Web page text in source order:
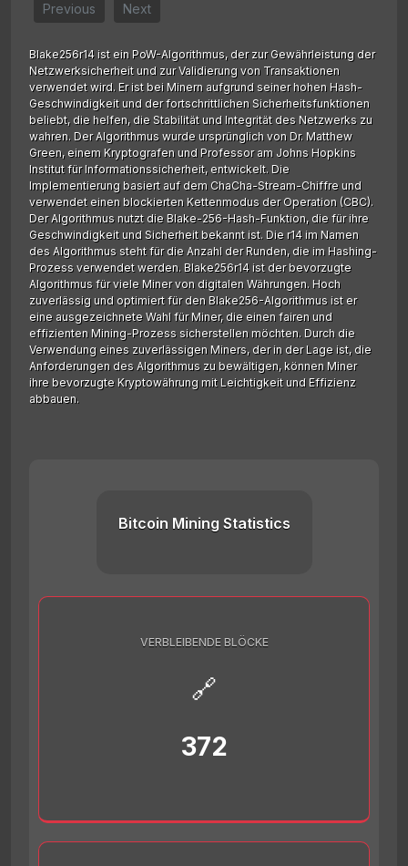
Previous Next
Blake256r14 ist ein PoW-Algorithmus, der zur Gewährleistung der
Netzwerksicherheit und zur Validierung von Transaktionen
verwendet wird. Er ist bei Minern aufgrund seiner hohen Hash-
Geschwindigkeit und der fortschrittlichen Sicherheitsfunktionen
beliebt, die helfen, die Stabilität und Integrität des Netzwerks zu
wahren. Der Algorithmus wurde ursprünglich von Dr. Matthew
Green, einem Kryptografen und Professor am Johns Hopkins
Institut für Informationssicherheit, entwickelt. Die
Implementierung basiert auf dem ChaCha-Stream-Chiffre und
verwendet einen blockierten Kettenmodus der Operation (CBC).
Der Algorithmus nutzt die Blake-256-Hash-Funktion, die für ihre
Geschwindigkeit und Sicherheit bekannt ist. Die r14 im Namen
des Algorithmus steht für die Anzahl der Runden, die im Hashing-
Prozess verwendet werden. Blake256r14 ist der bevorzugte
Algorithmus für viele Miner von digitalen Währungen. Hoch
zuverlässig und optimiert für den Blake256-Algorithmus ist er
eine ausgezeichnete Wahl für Miner, die einen fairen und
effizienten Mining-Prozess sicherstellen möchten. Durch die
Verwendung eines zuverlässigen Miners, der in der Lage ist, die
Anforderungen des Algorithmus zu bewältigen, können Miner
ihre bevorzugte Kryptowährung mit Leichtigkeit und Effizienz
abbauen.
Bitcoin Mining Statistics
VERBLEIBENDE BLÖCKE
🔗
372